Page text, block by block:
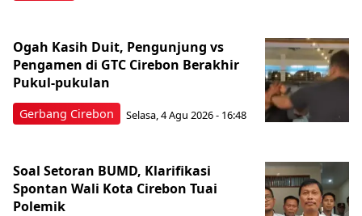
Gerbang Cirebon
Ogah Kasih Duit, Pengunjung vs
Pengamen di GTC Cirebon Berakhir
Pukul-pukulan
Selasa, 4 Agu 2026 - 16:48
Soal Setoran BUMD, Klarifikasi
Spontan Wali Kota Cirebon Tuai
Polemik